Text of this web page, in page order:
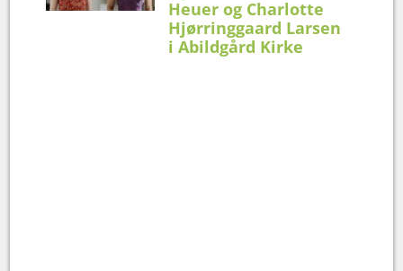
Heuer og Charlotte
Hjørringgaard Larsen
i Abildgård Kirke